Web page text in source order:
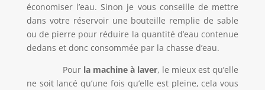
économiser l’eau. Sinon je vous conseille de mettre
dans votre réservoir une bouteille remplie de sable
ou de pierre pour réduire la quantité d’eau contenue
dedans et donc consommée par la chasse d’eau.
Pour la machine à laver, le mieux est qu’elle
ne soit lancé qu’une fois qu’elle est pleine, cela vous